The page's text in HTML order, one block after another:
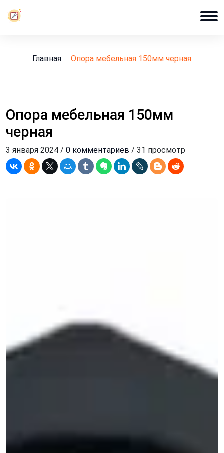
Главная опора мебельная 150мм черная
Опора мебельная 150мм
черная
3 января 2024 / 0 комментариев / 31 просмотр